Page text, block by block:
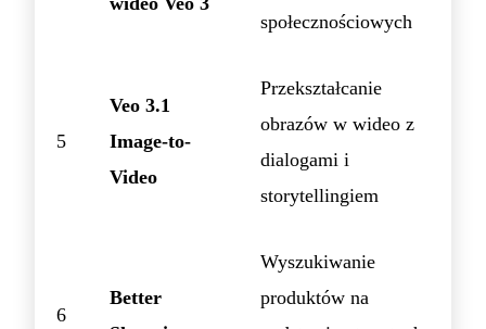
społecznościowych
5
Veo 3.1
Image-to-
Video
Przekształcanie
obrazów w wideo z
dialogami i
storytellingiem
6
Better
Wyszukiwanie
produktów na